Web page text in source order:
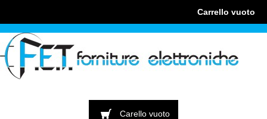
Carrello vuoto
Carello vuoto